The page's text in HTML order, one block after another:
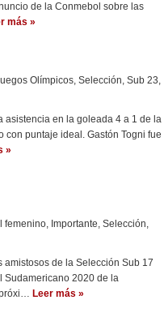
de la Conmebol sobre las
más »
Olímpicos, Selección, Sub 23,
asistencia en la goleada 4 a 1 de la
con puntaje ideal. Gastón Togni fue
»
femenino, Importante, Selección,
de la Selección Sub 17
Sudamericano 2020 de la
Leer más »